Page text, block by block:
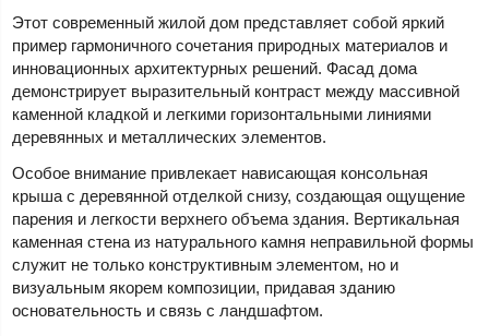
Этот современный жилой дом представляет собой яркий
пример гармоничного сочетания природных материалов и
инновационных архитектурных решений. Фасад дома
демонстрирует выразительный контраст между массивной
каменной кладкой и легкими горизонтальными линиями
деревянных и металлических элементов.
Особое внимание привлекает нависающая консольная
крыша с деревянной отделкой снизу, создающая ощущение
парения и легкости верхнего объема здания. Вертикальная
каменная стена из натурального камня неправильной формы
служит не только конструктивным элементом, но и
визуальным якорем композиции, придавая зданию
основательность и связь с ландшафтом.